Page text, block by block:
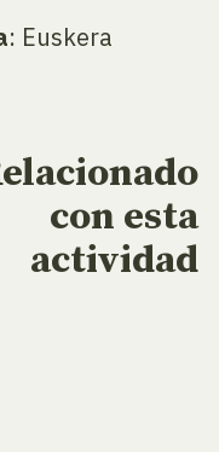
: Euskera
con esta
actividad